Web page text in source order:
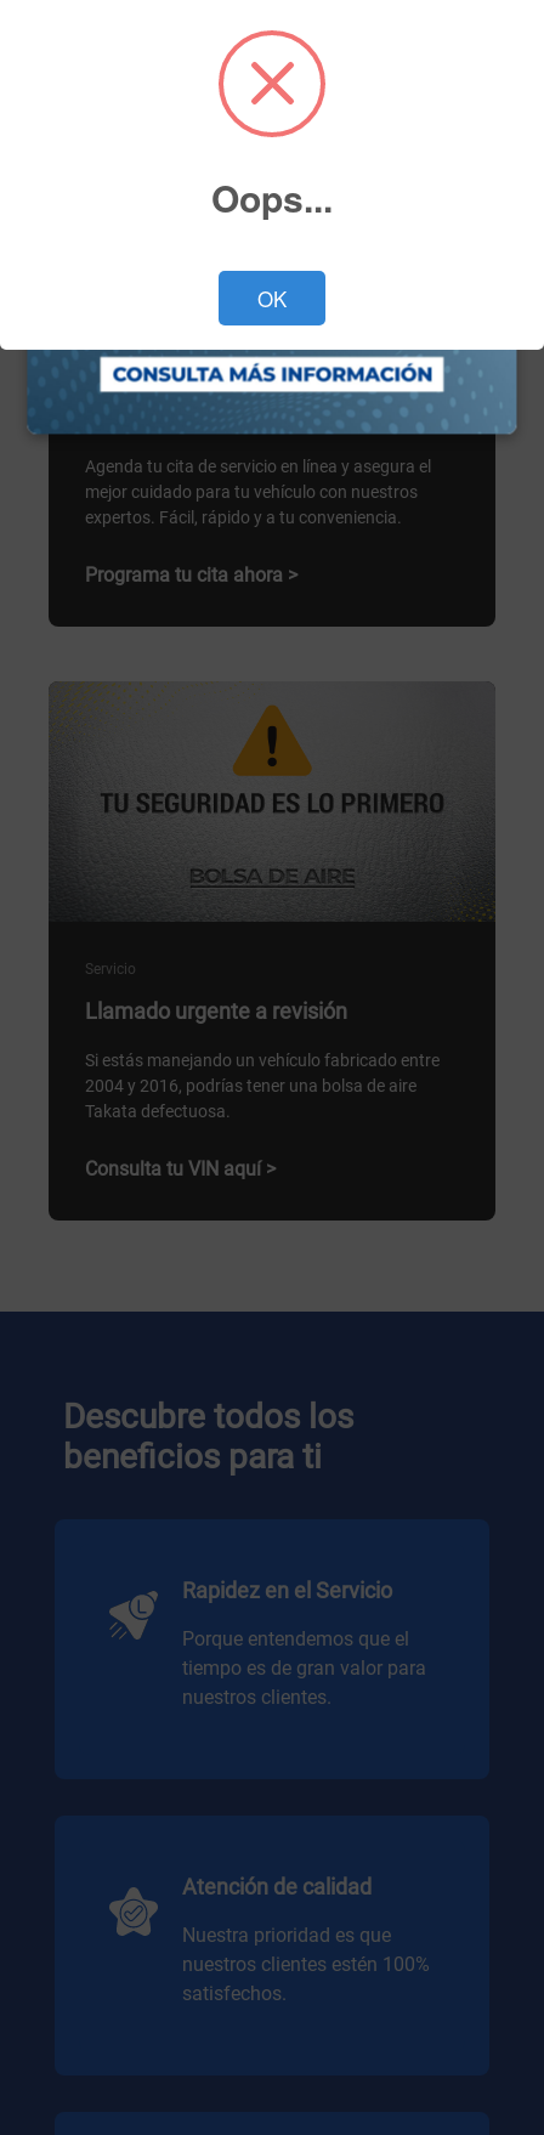
Servicio
Servicio de mantenimiento
Agenda tu cita de servicio en línea y asegura el
mejor cuidado para tu vehículo con nuestros
expertos. Fácil, rápido y a tu conveniencia.
Programa tu cita ahora >
Servicio
Llamado urgente a revisión
Si estás manejando un vehículo fabricado entre
2004 y 2016, podrías tener una bolsa de aire
Takata defectuosa.
Consulta tu VIN aquí >
Descubre todos los
beneficios para ti
Rapidez en el Servicio
Porque entendemos que el
tiempo es de gran valor para
nuestros clientes.
Atención de calidad
Nuestra prioridad es que
nuestros clientes estén 100%
satisfechos.
Oops...
OK